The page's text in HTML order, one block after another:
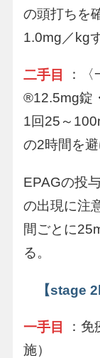
の頭打ちを
1.0mg／kg
二手目
：
®12.5mg錠
1回25～
の2時間を避
EPAGの投
の出現に注
間ごとに
る。
【stage
一手目
：
施）